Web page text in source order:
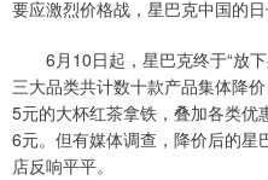
要应激烈价格战，星巴克中国的日
6月10日起，星巴克终于“放
三大品类共计数十款产品集体降
5元的大杯红茶拿铁，叠加各类优
6元。但有媒体调查，降价后的星
店反响平平。